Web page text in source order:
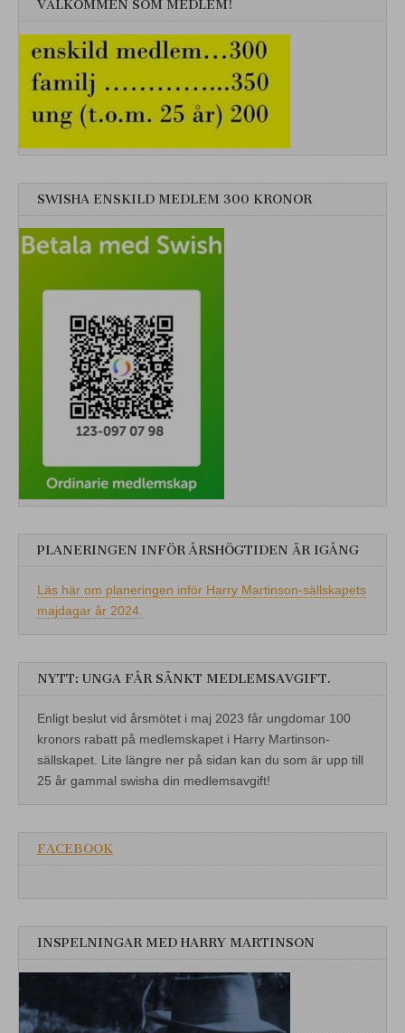
VÄLKOMMEN SOM MEDLEM!
SWISHA ENSKILD MEDLEM 300 KRONOR
PLANERINGEN INFÖR ÅRSHÖGTIDEN ÄR IGÅNG
Läs här om planeringen inför Harry Martinson-sällskapets
majdagar år 2024.
NYTT: UNGA FÅR SÄNKT MEDLEMSAVGIFT.
Enligt beslut vid årsmötet i maj 2023 får ungdomar 100
kronors rabatt på medlemskapet i Harry Martinson-
sällskapet. Lite längre ner på sidan kan du som är upp till
25 år gammal swisha din medlemsavgift!
FACEBOOK
INSPELNINGAR MED HARRY MARTINSON